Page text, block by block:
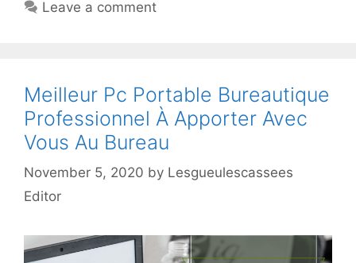
Leave a comment
Meilleur Pc Portable Bureautique
Professionnel À Apporter Avec
Vous Au Bureau
November 5, 2020 by Lesgueulescassees
Editor